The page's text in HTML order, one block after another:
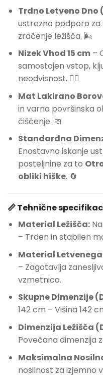
Trdno Letveno Dno
ustrezno podporo
zračenje ležišča. 🌬️
Nizek Vhod 15 cm–
samostojen vstop,
neodvisnost. 🚶‍♀️
Mat Lakirano
in varna površinska
čiščenje. 🧼
Standardna
Enostavno iskanje
posteljnine za to
obliki hiške. 🔄
📏 Tehnične
Material Ležišča:
– Trden in stabilen
Material Letvenega
– Zagotavlja
vzmetnico.
Skupne Dimenzije
142 cm – Višina 142
Dimenzija Ležišča
Povečana dimenzija
Maksimalna
nosilnost za izjemno